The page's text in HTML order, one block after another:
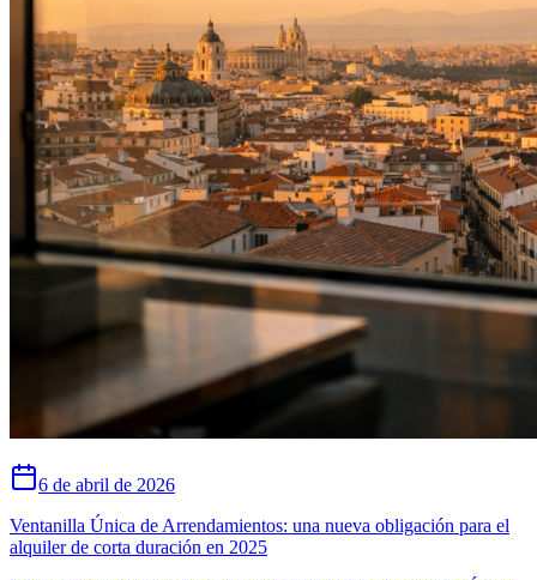
6 de abril de 2026
Ventanilla Única de Arrendamientos: una nueva obligación para el
alquiler de corta duración en 2025